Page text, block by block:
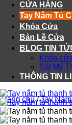
CỬA HÀNG
Tay Nắm Tủ
Khóa Cửa
Bản Lề Cửa
BLOG TIN
Khóa
Sắt Mỹ
THÔNG TIN
Trang chủ / Tay